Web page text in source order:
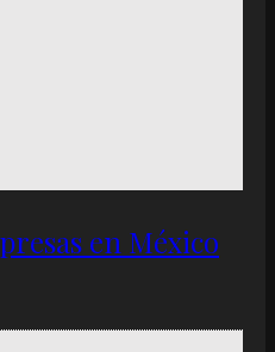
en México